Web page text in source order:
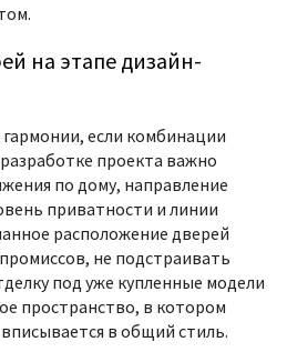
на этапе дизайн-
если комбинации
проекта важно
по дому, направление
приватности и линии
расположение дверей
не подстраивать
под уже купленные модели
пространство, в котором
в общий стиль.